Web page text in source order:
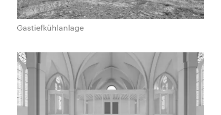
Gastiefkühlanlage